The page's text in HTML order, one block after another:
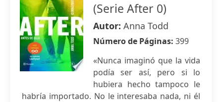
(Serie After 0)
Autor: Anna Todd
Número de Páginas: 399
«Nunca imaginó que la vida
podía ser así, pero si lo
hubiera hecho tampoco le
habría importado. No le interesaba nada, ni él